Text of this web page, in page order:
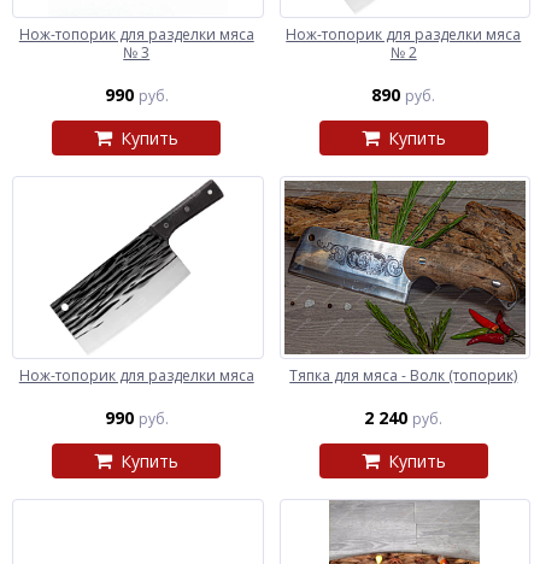
Нож-топорик для разделки мяса
№ 3
990 руб.
Купить
Нож-топорик для разделки мяса
№ 2
890 руб.
Купить
Нож-топорик для разделки мяса
990 руб.
Купить
Тяпка для мяса - Волк (топорик)
2 240 руб.
Купить